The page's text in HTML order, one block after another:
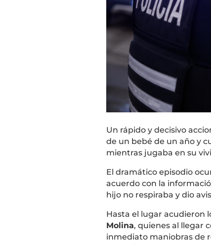
Un rápido y decisivo
de un bebé de un año y
mientras jugaba en su
El dramático episodio
acuerdo con la
hijo no respiraba y dio
Hasta el lugar acudieron
Molina, quienes al llegar
inmediato maniobras de